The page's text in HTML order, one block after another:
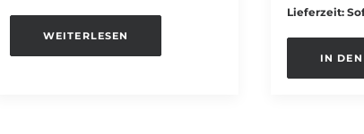
WEITERLESEN
Lieferzeit:
IN